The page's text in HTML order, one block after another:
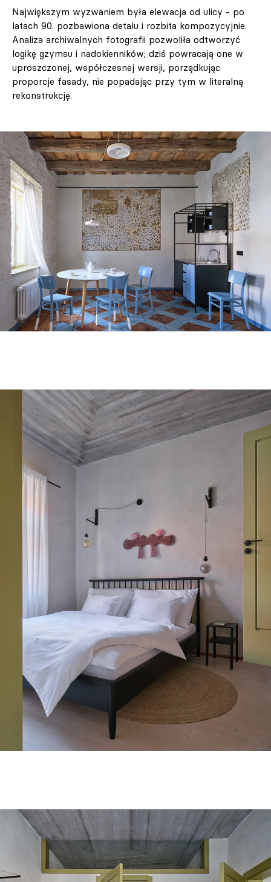
Największym wyzwaniem była elewacja od ulicy - po
latach 90. pozbawiona detalu i rozbita kompozycyjnie.
Analiza archiwalnych fotografii pozwoliła odtworzyć
logikę gzymsu i nadokienników; dziś powracają one w
uproszczonej, współczesnej wersji, porządkując
proporcje fasady, nie popadając przy tym w literalną
rekonstrukcję.